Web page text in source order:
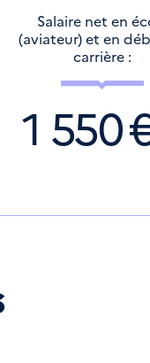
Salaire net en
(aviateur) et en
carrière :
1 550